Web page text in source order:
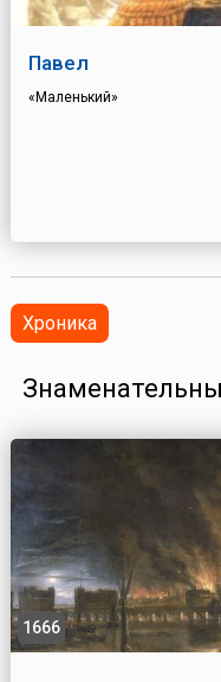
Павел
«Маленький»
Хроника
1666